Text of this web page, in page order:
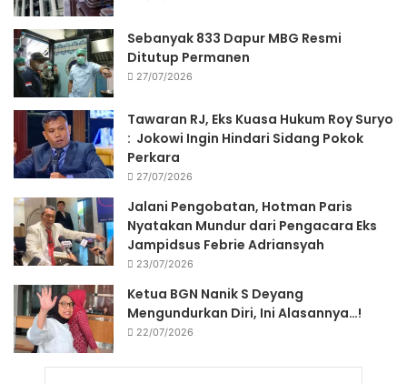
Sebanyak 833 Dapur MBG Resmi
Ditutup Permanen
27/07/2026
Tawaran RJ, Eks Kuasa Hukum Roy Suryo
: Jokowi Ingin Hindari Sidang Pokok
Perkara
27/07/2026
Jalani Pengobatan, Hotman Paris
Nyatakan Mundur dari Pengacara Eks
Jampidsus Febrie Adriansyah
23/07/2026
Ketua BGN Nanik S Deyang
Mengundurkan Diri, Ini Alasannya…!
22/07/2026